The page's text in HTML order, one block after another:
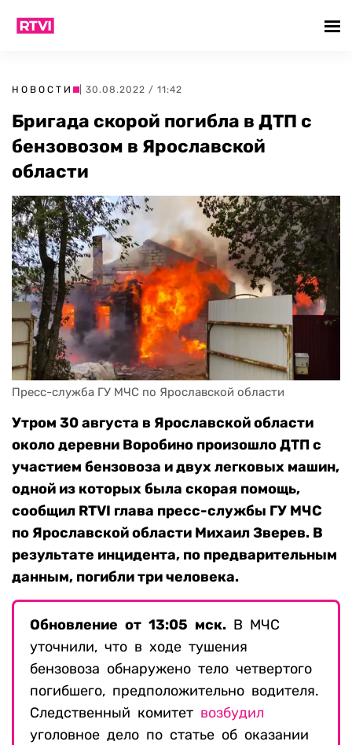
НОВОСТИ | 30.08.2022 / 11:42
Бригада скорой погибла в ДТП с
бензовозом в Ярославской
области
Пресс-служба ГУ МЧС по Ярославской области
Утром 30 августа в Ярославской области
около деревни Воробино произошло ДТП с
участием бензовоза и двух легковых машин,
одной из которых была скорая помощь,
сообщил RTVI глава пресс-службы ГУ МЧС
по Ярославской области Михаил Зверев. В
результате инцидента, по предварительным
данным, погибли три человека.
Обновление от 13:05 мск. В МЧС
уточнили, что в ходе тушения
бензовоза обнаружено тело четвертого
погибшего, предположительно водителя.
Следственный комитет возбудил
уголовное дело по статье об оказании